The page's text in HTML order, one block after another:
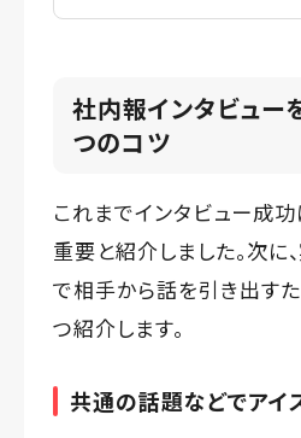
社内報インタビュー
つのコツ
これまでインタビュー成
重要と紹介しました。次に
で相手から話を引き出す
つ紹介します。
共通の話題などでアイ